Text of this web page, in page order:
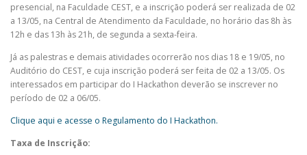
presencial, na Faculdade CEST, e a inscrição poderá ser realizada de 02
a 13/05, na Central de Atendimento da Faculdade, no horário das 8h às
12h e das 13h às 21h, de segunda a sexta-feira.
Já as palestras e demais atividades ocorrerão nos dias 18 e 19/05, no
Auditório do CEST, e cuja inscrição poderá ser feita de 02 a 13/05. Os
interessados em participar do I Hackathon deverão se inscrever no
período de 02 a 06/05.
Clique aqui e acesse o Regulamento do I Hackathon.
Taxa de Inscrição: